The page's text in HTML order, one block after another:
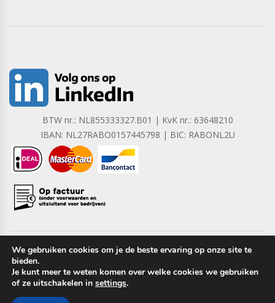
BTW nr.: NL855333327.B01 | KvK nr.: 63648210
IBAN: NL27RABO0157445798 | BIC: RABONL2U
Copyright © 2023 Barrera B.V. Alle rechten voorbehouden.
We gebruiken cookies om je de beste ervaring op onze site te
bieden.
Je kunt meer te weten komen over welke cookies we gebruiken
of ze uitschakelen in settings.